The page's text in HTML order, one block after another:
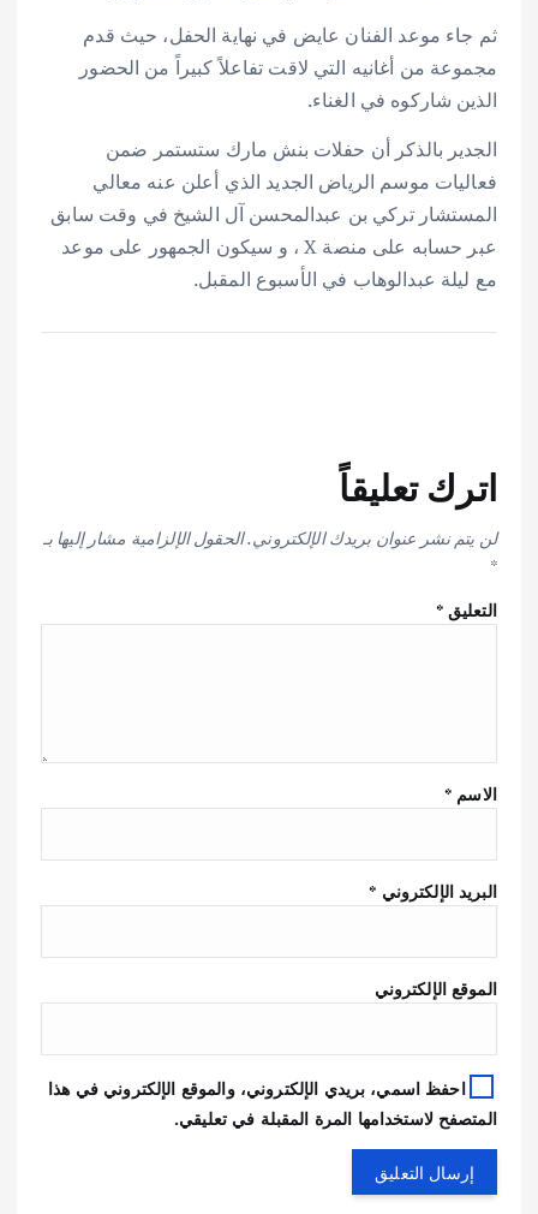
ثم جاء موعد الفنان عايض في نهاية الحفل، حيث قدم
مجموعة من أغانيه التي لاقت تفاعلاً كبيراً من الحضور
الذين شاركوه في الغناء.
الجدير بالذكر أن حفلات بنش مارك ستستمر ضمن
فعاليات موسم الرياض الجديد الذي أعلن عنه معالي
المستشار تركي بن عبدالمحسن آل الشيخ في وقت سابق
عبر حسابه على منصة X ، و سيكون الجمهور على موعد
مع ليلة عبدالوهاب في الأسبوع المقبل.
اترك تعليقاً
لن يتم نشر عنوان بريدك الإلكتروني.الحقول الإلزامية مشار إليها بـ
*
التعليق*
الاسم *
البريد الإلكتروني *
الموقع الإلكتروني
احفظ اسمي، بريدي الإلكتروني، والموقع الإلكتروني في هذا
المتصفح لاستخدامها المرة المقبلة في تعليقي.